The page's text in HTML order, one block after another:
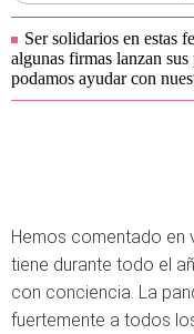
Ser solidarios en estas
algunas firmas lanzan
podamos ayudar con
Hemos comentado en
tiene durante todo el
con conciencia. La
fuertemente a todos